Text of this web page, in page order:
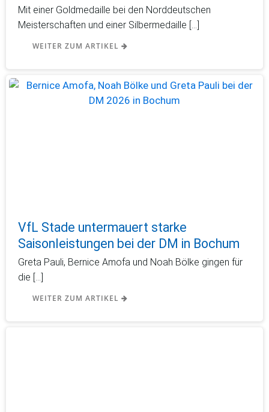
Mit einer Goldmedaille bei den Norddeutschen
Meisterschaften und einer Silbermedaille […]
WEITER ZUM ARTIKEL
VfL Stade untermauert starke
Saisonleistungen bei der DM in Bochum
Greta Pauli, Bernice Amofa und Noah Bölke gingen für
die […]
WEITER ZUM ARTIKEL